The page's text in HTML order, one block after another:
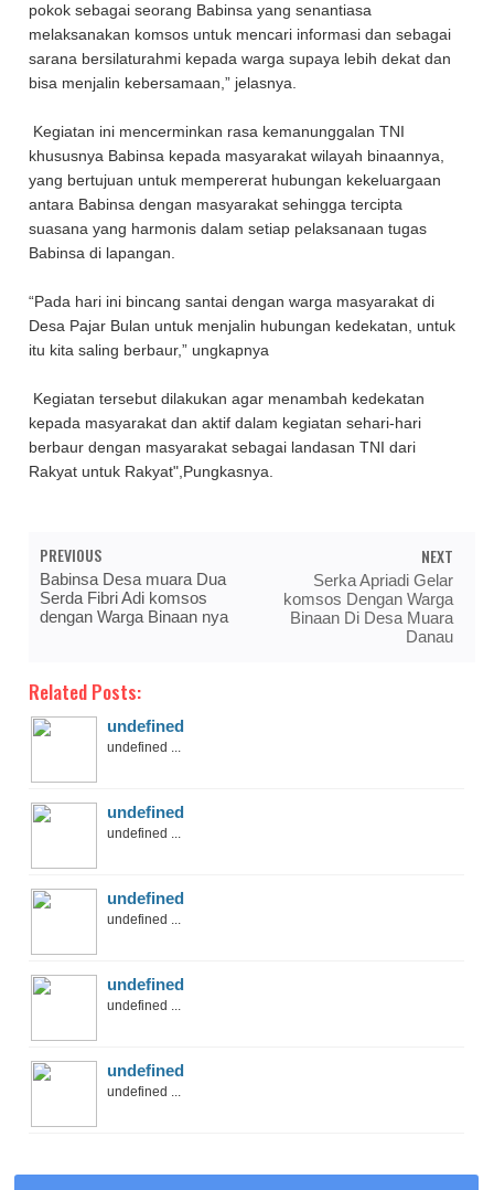
pokok sebagai seorang Babinsa yang senantiasa
melaksanakan komsos untuk mencari informasi dan sebagai
sarana bersilaturahmi kepada warga supaya lebih dekat dan
bisa menjalin kebersamaan,” jelasnya.
Kegiatan ini mencerminkan rasa kemanunggalan TNI
khususnya Babinsa kepada masyarakat wilayah binaannya,
yang bertujuan untuk mempererat hubungan kekeluargaan
antara Babinsa dengan masyarakat sehingga tercipta
suasana yang harmonis dalam setiap pelaksanaan tugas
Babinsa di lapangan.
“Pada hari ini bincang santai dengan warga masyarakat di
Desa Pajar Bulan untuk menjalin hubungan kedekatan, untuk
itu kita saling berbaur,” ungkapnya
Kegiatan tersebut dilakukan agar menambah kedekatan
kepada masyarakat dan aktif dalam kegiatan sehari-hari
berbaur dengan masyarakat sebagai landasan TNI dari
Rakyat untuk Rakyat",Pungkasnya.
PREVIOUS
Babinsa Desa muara Dua
Serda Fibri Adi komsos
dengan Warga Binaan nya
NEXT
Serka Apriadi Gelar
komsos Dengan Warga
Binaan Di Desa Muara
Danau
Related Posts:
undefined
undefined ...
undefined
undefined ...
undefined
undefined ...
undefined
undefined ...
undefined
undefined ...